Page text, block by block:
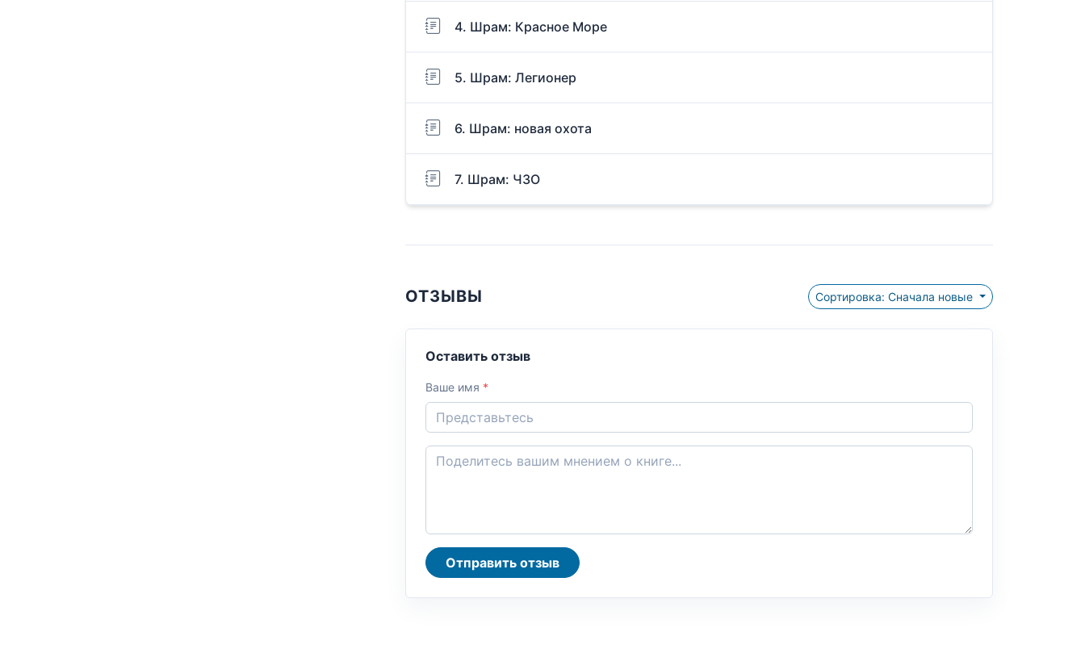
4. Шрам: Красное Море
5. Шрам: Легионер
6. Шрам: новая охота
7. Шрам: ЧЗО
ОТЗЫВЫ Сортировка: Сначала новые
Оставить отзыв
Ваше имя *
Отправить отзыв